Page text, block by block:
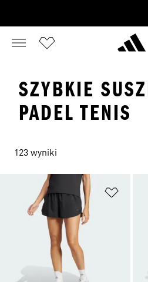
SZYBKIE
PADEL TENIS
123 wyniki